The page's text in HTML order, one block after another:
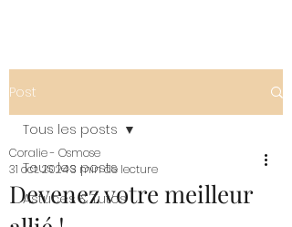
Post
Tous les posts
Astuces & Tutos
Tous les posts
Devenez votre meilleur
Coralie - Osmose
31 oct. 20243 min de lecture